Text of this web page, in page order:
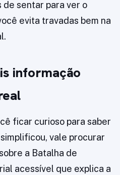
sentar para ver o
evita travadas bem na
informação
ficar curioso para saber
vale procurar
a Batalha de
acessível que explica a